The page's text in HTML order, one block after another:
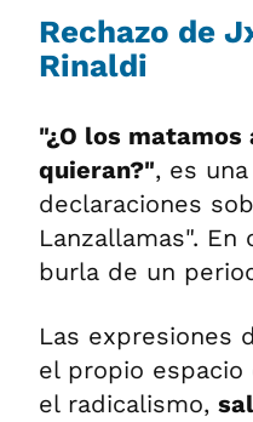
Rechazo de
Rinaldi
"¿O los
quieran?", es
declaraciones
Lanzallamas".
burla de un
Las expresiones
el propio
el radicalismo,